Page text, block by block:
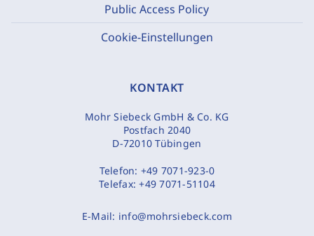
Public Access Policy
Cookie-Einstellungen
KONTAKT
Mohr Siebeck GmbH & Co. KG
Postfach 2040
D-72010 Tübingen
Telefon: +49 7071-923-0
Telefax:+49 7071-51104
E-Mail: info@mohrsiebeck.com